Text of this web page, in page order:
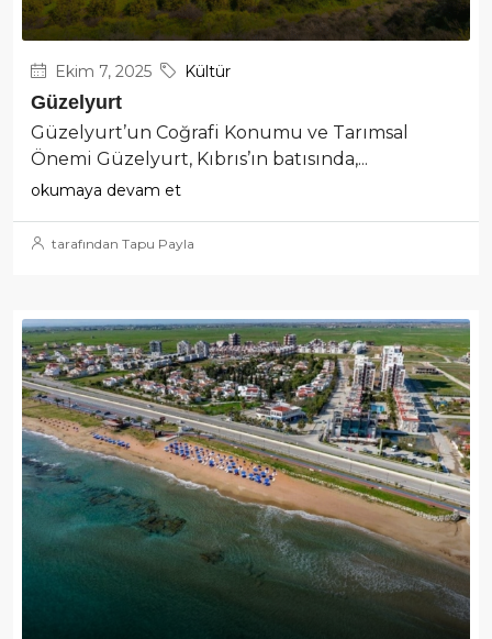
Ekim 7, 2025 Kültür
Güzelyurt
Güzelyurt’un Coğrafi Konumu ve Tarımsal
Önemi Güzelyurt, Kıbrıs’ın batısında,...
okumaya devam et
tarafından Tapu Payla